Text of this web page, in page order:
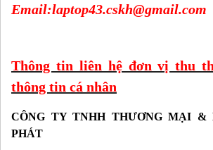
Email:laptop43.cskh@gmail.com
Thông tin liên hệ đơn vị thu
thông tin cá nhân
CÔNG TY TNHH THƯƠNG MẠI &
PHÁT